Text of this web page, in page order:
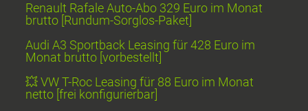
Renault Rafale Auto-Abo 329 Euro im Monat
brutto [Rundum-Sorglos-Paket]
Audi A3 Sportback Leasing für 428 Euro im
Monat brutto [vorbestellt]
💥 VW T-Roc Leasing für 88 Euro im Monat
netto [frei konfigurierbar]